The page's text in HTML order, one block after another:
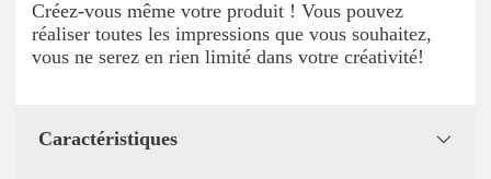
Créez-vous même votre produit ! Vous pouvez
réaliser toutes les impressions que vous souhaitez,
vous ne serez en rien limité dans votre créativité!
Caractéristiques